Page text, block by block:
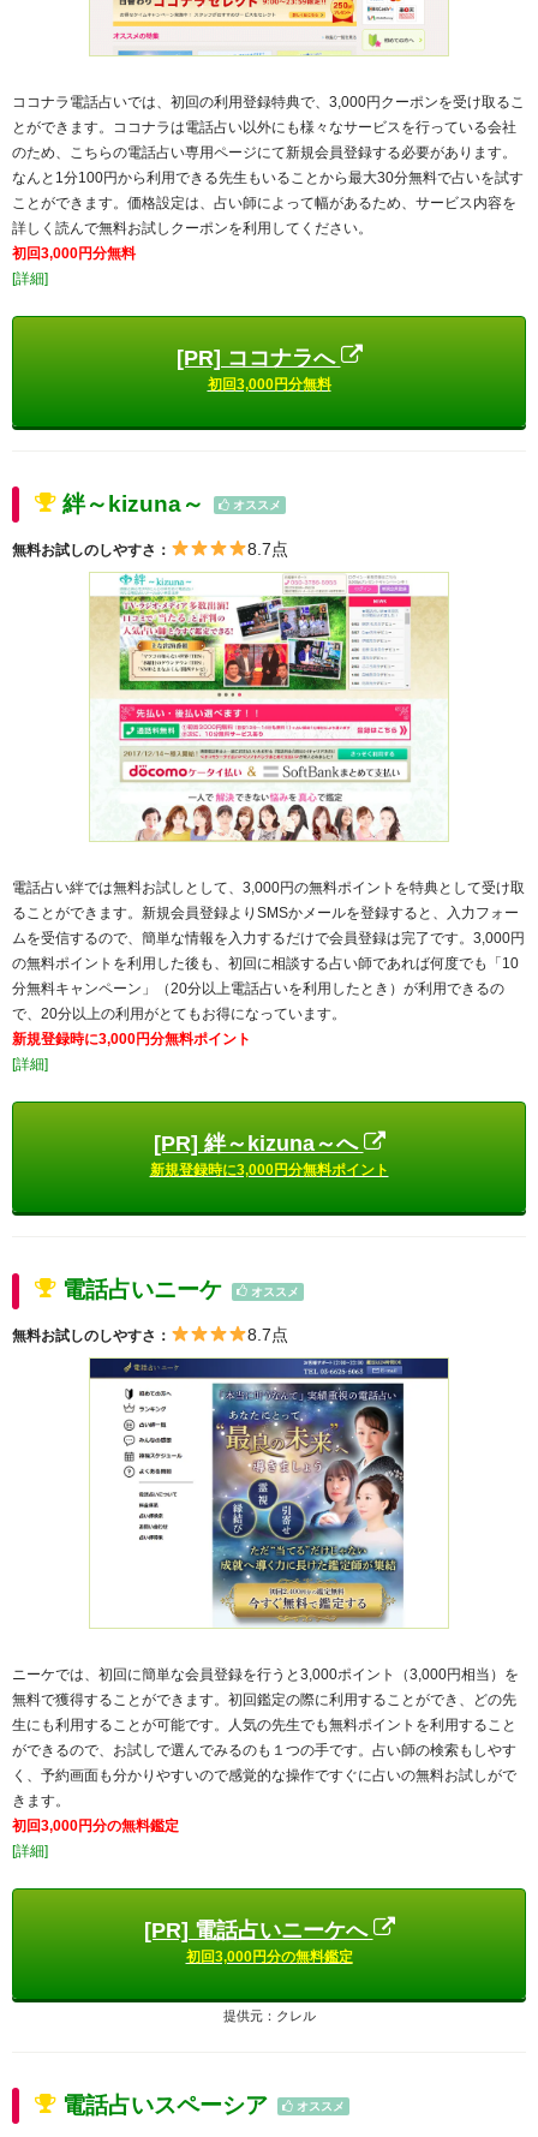
ココナラ電話占いでは、初回の利用登録特典で、3,000円クーポンを受け取るこ
とができます。ココナラは電話占い以外にも様々なサービスを行っている会社
のため、こちらの電話占い専用ページにて新規会員登録する必要があります。
なんと1分100円から利用できる先生もいることから最大30分無料で占いを試す
ことができます。価格設定は、占い師によって幅があるため、サービス内容を
詳しく読んで無料お試しクーポンを利用してください。
初回3,000円分無料
[詳細]
[PR] ココナラへ
初回3,000円分無料
絆～kizuna～ オススメ
無料お試しのしやすさ： 8.7点
電話占い絆では無料お試しとして、3,000円の無料ポイントを特典として受け取
ることができます。新規会員登録よりSMSかメールを登録すると、入力フォー
ムを受信するので、簡単な情報を入力するだけで会員登録は完了です。3,000円
の無料ポイントを利用した後も、初回に相談する占い師であれば何度でも「10
分無料キャンペーン」（20分以上電話占いを利用したとき）が利用できるの
で、20分以上の利用がとてもお得になっています。
新規登録時に3,000円分無料ポイント
[詳細]
[PR] 絆～kizuna～へ
新規登録時に3,000円分無料ポイント
電話占いニーケ オススメ
無料お試しのしやすさ： 8.7点
ニーケでは、初回に簡単な会員登録を行うと3,000ポイント（3,000円相当）を
無料で獲得することができます。初回鑑定の際に利用することができ、どの先
生にも利用することが可能です。人気の先生でも無料ポイントを利用すること
ができるので、お試しで選んでみるのも１つの手です。占い師の検索もしやす
く、予約画面も分かりやすいので感覚的な操作ですぐに占いの無料お試しがで
きます。
初回3,000円分の無料鑑定
[詳細]
[PR] 電話占いニーケへ
初回3,000円分の無料鑑定
提供元：クレル
電話占いスペーシア オススメ